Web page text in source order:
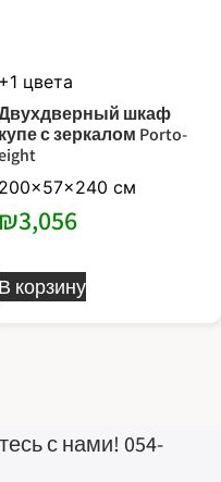
+1 цвета
шкаф
купе с зеркалом Porto-
200x57x240 см
₪3,056
В корзину
с нами! 054-